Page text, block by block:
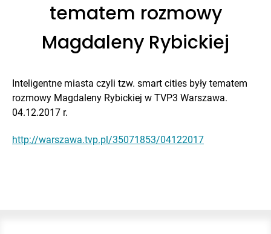
tematem rozmowy
Magdaleny Rybickiej
Inteligentne miasta czyli tzw. smart cities były tematem
rozmowy Magdaleny Rybickiej w TVP3 Warszawa.
04.12.2017 r.
http://warszawa.tvp.pl/35071853/04122017